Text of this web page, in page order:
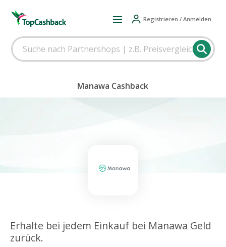
Registrieren / Anmelden
Manawa Cashback
Erhalte bei jedem Einkauf bei Manawa Geld
zurück.